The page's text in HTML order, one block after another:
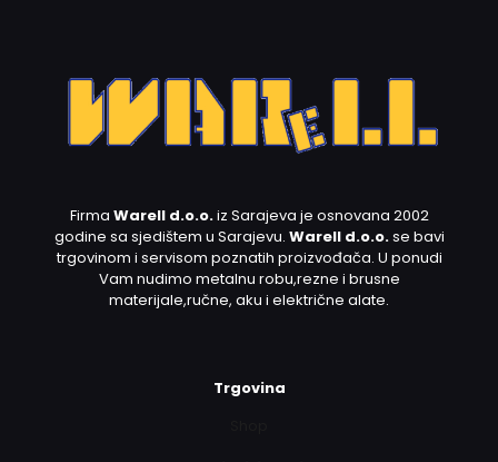
Firma Warell d.o.o.iz Sarajeva je osnovana 2002
godine sa sjedištem u Sarajevu. Warell d.o.o.se bavi
trgovinom i servisom poznatih proizvođača. U ponudi
Vam nudimo metalnu robu,rezne i brusne
materijale,ručne, aku i električne alate.
Trgovina